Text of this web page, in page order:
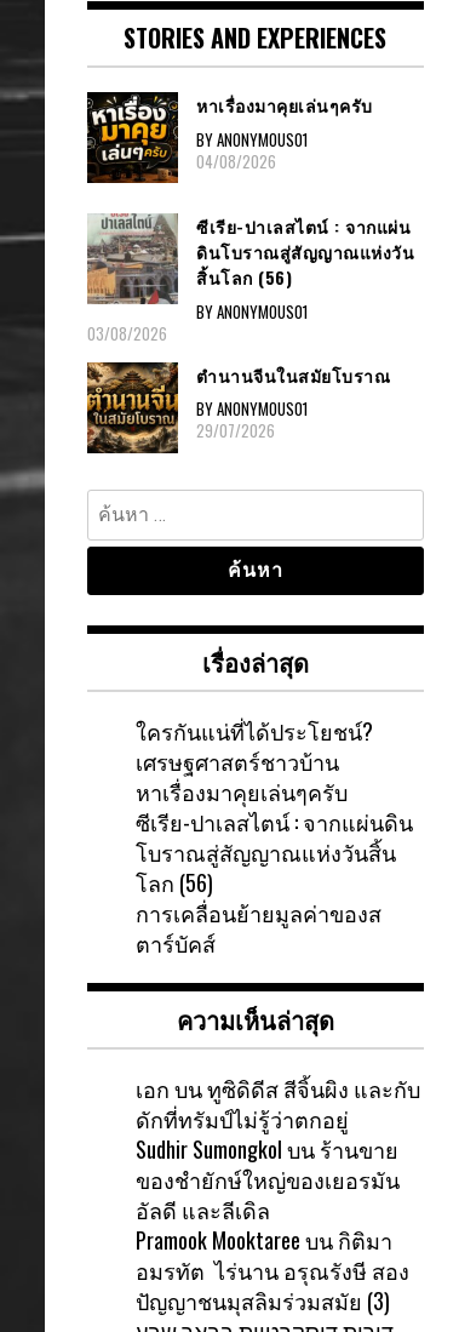
STORIES AND EXPERIENCES
หาเรื่องมาคุยเล่นๆครับ
BY ANONYMOUS01
04/08/2026
ซีเรีย-ปาเลสไตน์ : จากแผ่น
ดินโบราณสู่สัญญาณแห่งวัน
สิ้นโลก (56)
BY ANONYMOUS01
03/08/2026
ตำนานจีนในสมัยโบราณ
BY ANONYMOUS01
29/07/2026
ค้นหา
สำหรับ:
เรื่องล่าสุด
ใครกันแน่ที่ได้ประโยชน์?
เศรษฐศาสตร์ชาวบ้าน
หาเรื่องมาคุยเล่นๆครับ
ซีเรีย-ปาเลสไตน์ : จากแผ่นดิน
โบราณสู่สัญญาณแห่งวันสิ้น
โลก (56)
การเคลื่อนย้ายมูลค่าของส
ตาร์บัคส์
ความเห็นล่าสุด
เอกบนทูซิดิดีส สีจิ้นผิง และกับ
ดักที่ทรัมป์ไม่รู้ว่าตกอยู่
Sudhir Sumongkolบนร้านขาย
ของชำยักษ์ใหญ่ของเยอรมัน
อัลดี และลีเดิล
Pramook Mooktareeบนกิติมา
อมรทัต ไร่นาน อรุณรังษี สอง
ปัญญาชนมุสลิมร่วมสมัย (3)